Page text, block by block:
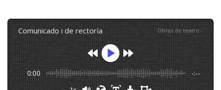
comunicado i de rectoría Obras de teatro:-
0:00 -:--